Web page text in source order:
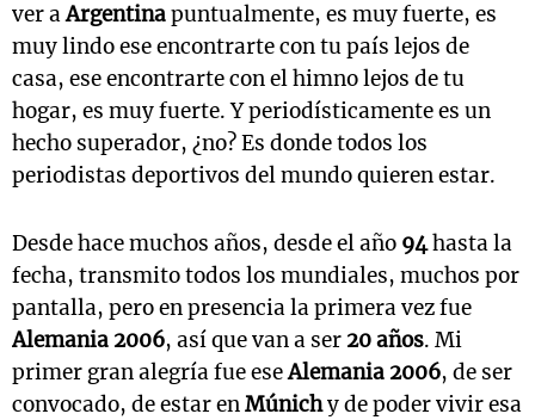
ver aArgentinapuntualmente, es muy fuerte, es
muy lindo ese encontrarte con tu país lejos de
casa, ese encontrarte con el himno lejos de tu
hogar, es muy fuerte. Y periodísticamente es un
hecho superador, ¿no? Es donde todos los
periodistas deportivos del mundo quieren estar.
Desde hace muchos años, desde el año 94hasta la
fecha, transmito todos los mundiales, muchos por
pantalla, pero en presencia la primera vez fue
Alemania 2006, así que van a ser 20 años. Mi
primer gran alegría fue eseAlemania 2006, de ser
convocado, de estar enMúnichy de poder vivir esa